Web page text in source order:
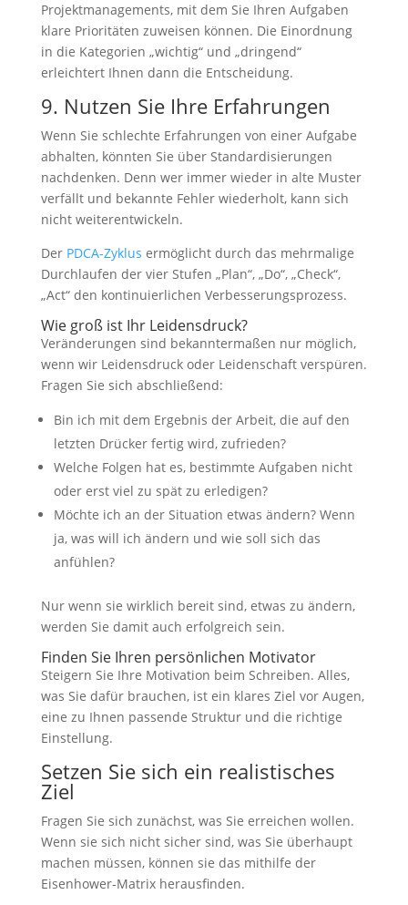
Projektmanagements, mit dem Sie Ihren Aufgaben
klare Prioritäten zuweisen können. Die Einordnung
in die Kategorien „wichtig“ und „dringend“
erleichtert Ihnen dann die Entscheidung.
9. Nutzen Sie Ihre Erfahrungen
Wenn Sie schlechte Erfahrungen von einer Aufgabe
abhalten, könnten Sie über Standardisierungen
nachdenken. Denn wer immer wieder in alte Muster
verfällt und bekannte Fehler wiederholt, kann sich
nicht weiterentwickeln.
Der PDCA-Zyklus ermöglicht durch das mehrmalige
Durchlaufen der vier Stufen „Plan“, „Do“, „Check“,
„Act“ den kontinuierlichen Verbesserungsprozess.
Wie groß ist Ihr Leidensdruck?
Veränderungen sind bekanntermaßen nur möglich,
wenn wir Leidensdruck oder Leidenschaft verspüren.
Fragen Sie sich abschließend:
Bin ich mit dem Ergebnis der Arbeit, die auf den
letzten Drücker fertig wird, zufrieden?
Welche Folgen hat es, bestimmte Aufgaben nicht
oder erst viel zu spät zu erledigen?
Möchte ich an der Situation etwas ändern? Wenn
ja, was will ich ändern und wie soll sich das
anfühlen?
Nur wenn sie wirklich bereit sind, etwas zu ändern,
werden Sie damit auch erfolgreich sein.
Finden Sie Ihren persönlichen Motivator
Steigern Sie Ihre Motivation beim Schreiben. Alles,
was Sie dafür brauchen, ist ein klares Ziel vor Augen,
eine zu Ihnen passende Struktur und die richtige
Einstellung.
Setzen Sie sich ein realistisches
Ziel
Fragen Sie sich zunächst, was Sie erreichen wollen.
Wenn sie sich nicht sicher sind, was Sie überhaupt
machen müssen, können sie das mithilfe der
Eisenhower-Matrix herausfinden.